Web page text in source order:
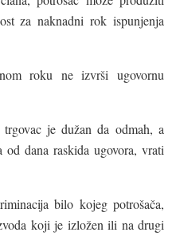
za naknadni rok ispunjenja
roku ne izvrši ugovornu
je dužan da odmah, a
dana raskida ugovora, vrati
bilo kojeg potrošača,
koji je izložen ili na drugi